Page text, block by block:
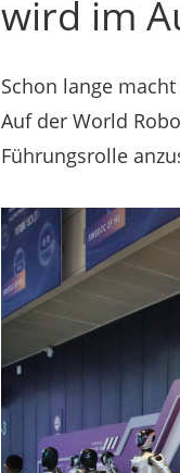
wird im
Schon lange
Auf der World
Führungsrolle